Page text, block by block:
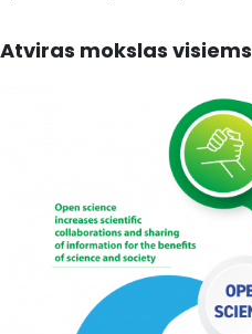
Atviras mokslas visiems